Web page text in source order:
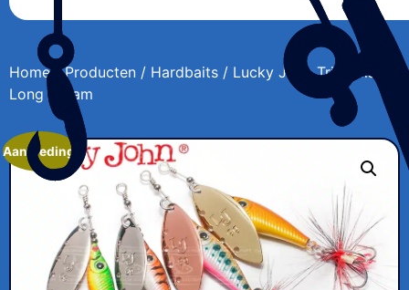
Home/Producten / Hardbaits / Lucky John Trian Blade
Long 9gram
Aanbieding!